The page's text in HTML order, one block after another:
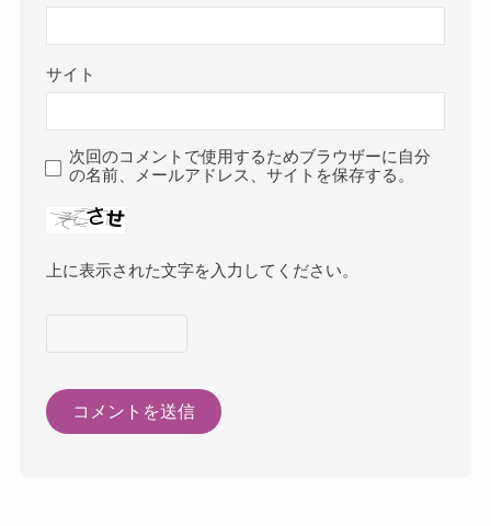
サイト
次回のコメントで使用するためブラウザーに自分
の名前、メールアドレス、サイトを保存する。
上に表示された文字を入力してください。